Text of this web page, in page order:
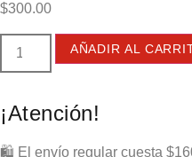
$300.00
AÑADIR AL
¡Atención!
🛍️ El envío regular cuesta